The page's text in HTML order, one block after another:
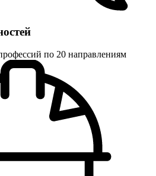
по 20 направлениям